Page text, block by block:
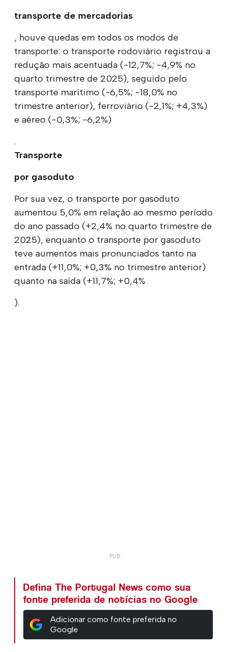
transporte de mercadorias
, houve quedas em todos os modos de
transporte: o transporte rodoviário registrou a
redução mais acentuada (-12,7%; -4,9% no
quarto trimestre de 2025), seguido pelo
transporte marítimo (-6,5%; -18,0% no
trimestre anterior), ferroviário (-2,1%; +4,3%)
e aéreo (-0,3%; -6,2%)
.
Transporte
por gasoduto
Por sua vez, o transporte por gasoduto
aumentou 5,0% em relação ao mesmo período
do ano passado (+2,4% no quarto trimestre de
2025), enquanto o transporte por gasoduto
teve aumentos mais pronunciados tanto na
entrada (+11,0%; +0,3% no trimestre anterior)
quanto na saída (+11,7%; +0,4%
).
Defina The Portugal News como sua
fonte preferida de notícias no Google
Adicionar como fonte preferida no
Google